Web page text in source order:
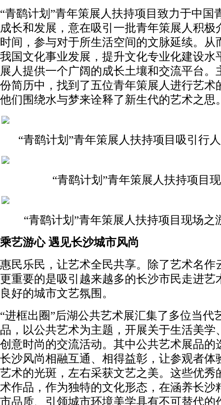
“青鹞计划”青年策展人扶持项目致力于中国
成长和发展，意在吸引一批青年策展人积极
时间，参与对于所生活空间的文脉延续。从
我国文化事业发展，提升文化专业化建设水
展人提供一个广阔的成长土壤和交流平台。
份简历中，找到了五位青年策展人进行艺术
他们围绕水与梦来诠释了新生代的艺术之思
“青鹞计划”青年策展人扶持项目吸引行
“青鹞计划”青年策展人扶持项目
“青鹞计划”青年策展人扶持项目现场之
乘艺游心 遇见长沙城市风尚
惠民乐民，让艺术全民共享。除了艺术名作
更重要的是吸引越来越多的长沙市民走进艺
良好的城市文艺氛围。
“进框出圈”后湖公共艺术展汇集了多位当代
品，以公共艺术为主题，开展关于生活美学
创意时尚的交流活动。其中公共艺术展品的
长沙风尚相融互通、相得益彰，让参观者体
艺术的光斑，左右采获文艺之美。这些优秀
术作品，作为独特的文化形态，在涵养长沙
市品质、引领城市环境美学具有不可替代的